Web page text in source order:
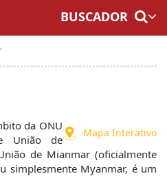
BUSCADOR
Mapa Interativo
da ONU
União de
de Mianmar (oficialmente
simplesmente Myanmar, é um